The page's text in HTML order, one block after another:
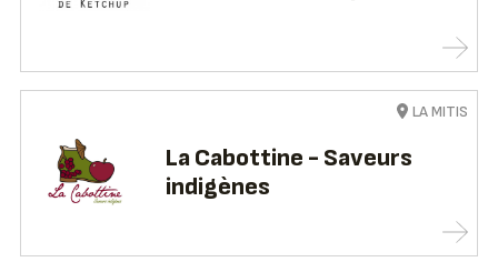
La Cabottine - Saveurs
indigènes
LA MITIS